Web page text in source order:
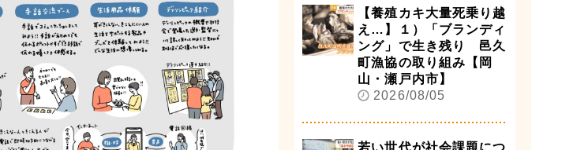
【養殖カキ大量死乗り越
え…】１）「ブランディ
ング」で生き残り 邑久
町漁協の取り組み【岡
山・瀬戸内市】
2026/08/05
若い世代が社会課題につ